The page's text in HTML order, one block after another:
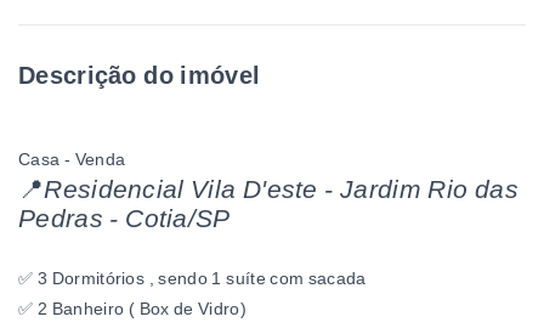
Descrição do imóvel
Casa - Venda
📍Residencial Vila D'este - Jardim Rio das
Pedras - Cotia/SP
✅ 3 Dormitórios , sendo 1 suíte com sacada
✅ 2 Banheiro ( Box de Vidro)